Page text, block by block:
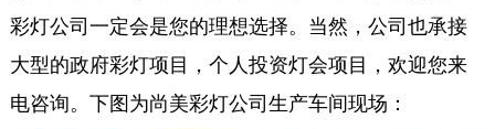
彩灯公司一定会是您的理想选择。当然，公司也承接
大型的政府彩灯项目，个人投资灯会项目，欢迎您来
电咨询。下图为尚美彩灯公司生产车间现场：